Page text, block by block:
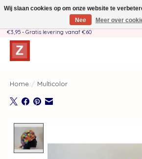
Handgemaakt door moeder-dochterteam❤️ -
€3,95 - Gratis levering vanaf €60
Home / Multicolor
Wij slaan cookies op om onze website te
Nee
Meer over